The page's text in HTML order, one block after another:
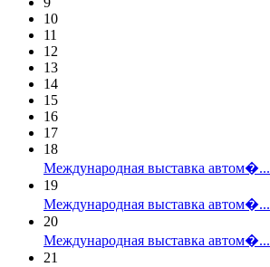
10
11
12
13
14
15
16
17
18
Международная выставка автом�...
19
Международная выставка автом�...
20
Международная выставка автом�...
21